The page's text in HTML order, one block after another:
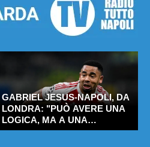
GABRIEL JESUS-NAPOLI, DA
LONDRA: "PUÒ AVERE UNA
LOGICA, MA A UNA
CONDIZIONE"